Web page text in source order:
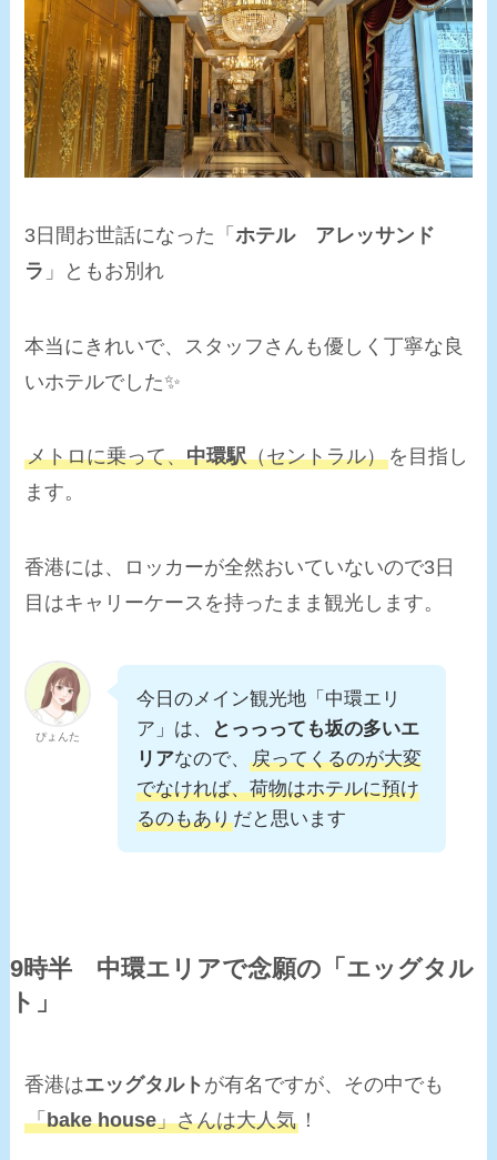
3日間お世話になった「ホテル アレッサンド
ラ 」ともお別れ
本当にきれいで、スタッフさんも優しく丁寧な良
いホテルでした✨
メトロに乗って、中環駅（セントラル）を目指し
ます。
香港には、ロッカーが全然おいていないので3日
目はキャリーケースを持ったまま観光します。
ぴょんた
今日のメイン観光地「中環エリ
ア」は、
とっっっても坂の多いエ
リアなので、戻ってくるのが大変
でなければ、荷物はホテルに預け
るのもありだと思います
9時半 中環エリアで念願の「エッグタル
ト」
香港はエッグタルト が有名ですが、その中でも
「bake house」さんは大人気 ！